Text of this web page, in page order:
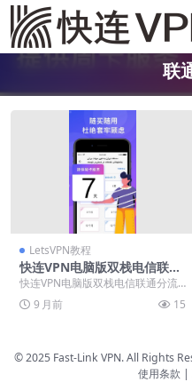
联
LetsVPN教程
快连VPN电脑版双栈电信联通
分流
快连VPN电脑版双栈电信联通分流
终极指南：解决双线网络访问难
题。通过智能识别流量...
9 月前 15
© 2025 Fast-Link VPN. All Rights
使用条款 |